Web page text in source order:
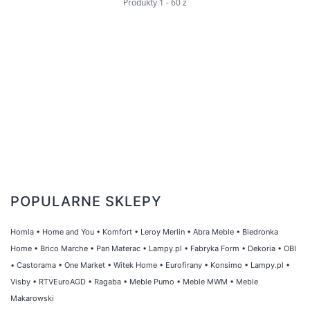
Ceny produktów w naszej kategorii 'Wzrost
swojego domu, wnętrza lub ogrodu,
cen. Dzięki naszym produktom możesz łatwo
uzupełnić swoje mieszkanie o nowe, stylowe
dodatki, które sprawią, że poczujesz się jak w
nowym, odświeżonym otoczeniu. Zachęcamy
Produkty 1 -60z
POPULARNE SKLEPY
Homla • Home and You • Komfort • Leroy Merlin • Abra Meble • Biedronka
Home • Brico Marche • Pan Materac • Lampy.pl • Fabryka Form • Dekoria • OBI
• Castorama • One Market • Witek Home • Eurofirany • Konsimo • Lampy.pl •
Visby • RTVEuroAGD • Ragaba • Meble Pumo • Meble MWM • Meble
Makarowski